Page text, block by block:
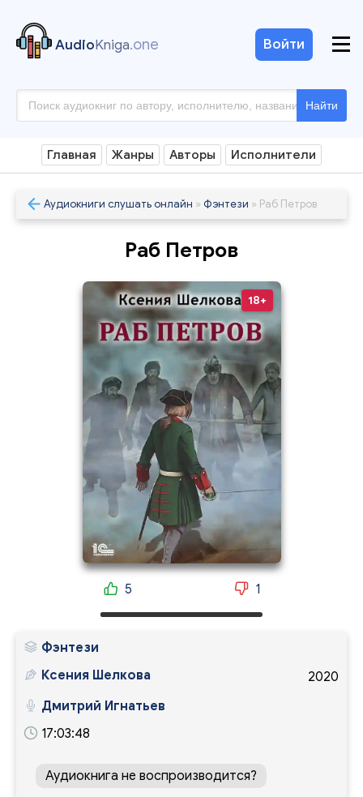
AudioKniga.one
Найти
Войти
Главная Жанры Авторы Исполнители
Аудиокниги слушать онлайн » Фэнтези » Раб Петров
Раб Петров
18+
5 1
Фэнтези
2020
Ксения Шелкова
Дмитрий Игнатьев
17:03:48
Аудиокнига не воспроизводится?